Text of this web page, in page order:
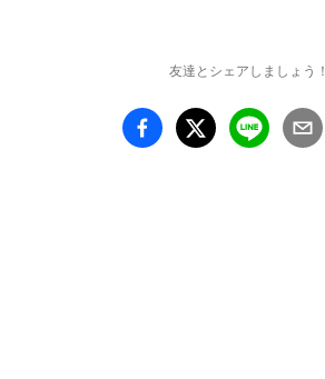
オリンの記号パーティ
のように、未知なるリズ
ムが空間全体に広がる。
友達とシェアしましょう！